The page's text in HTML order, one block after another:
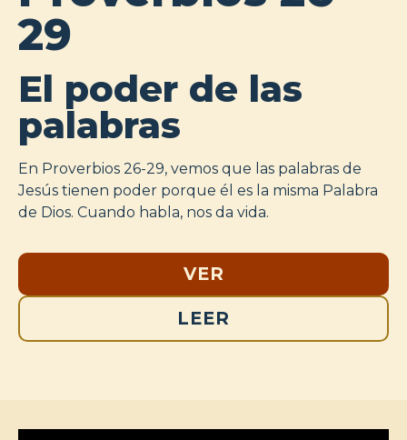
29
El poder de las
palabras
En Proverbios 26-29, vemos que las palabras de
Jesús tienen poder porque él es la misma Palabra
de Dios. Cuando habla, nos da vida.
VER
LEER